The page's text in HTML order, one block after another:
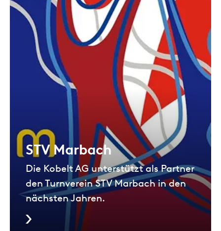
STV Marbach
Die Kobelt AG unterstützt als Partner
den Turnverein STV Marbach in den
nächsten Jahren.